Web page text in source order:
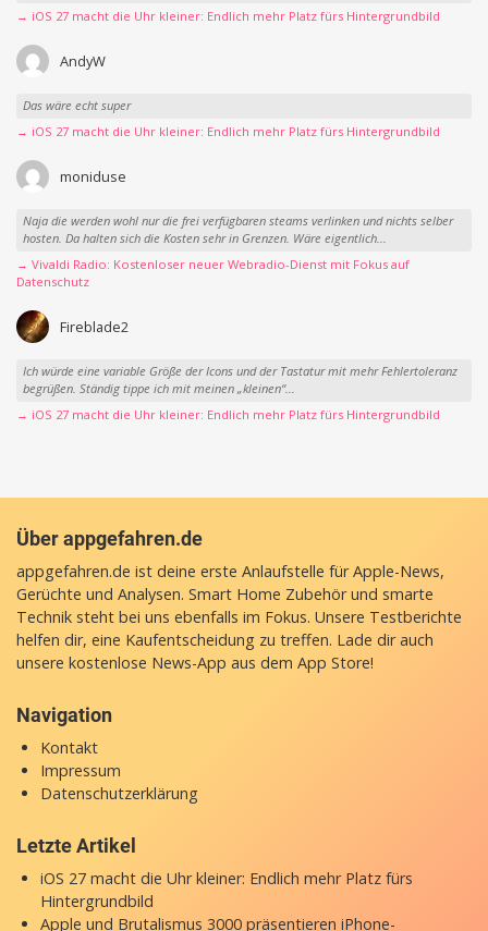
→ iOS 27 macht die Uhr kleiner: Endlich mehr Platz fürs Hintergrundbild
AndyW
Das wäre echt super
→ iOS 27 macht die Uhr kleiner: Endlich mehr Platz fürs Hintergrundbild
moniduse
Naja die werden wohl nur die frei verfügbaren steams verlinken und nichts selber
hosten. Da halten sich die Kosten sehr in Grenzen. Wäre eigentlich...
→ Vivaldi Radio: Kostenloser neuer Webradio-Dienst mit Fokus auf
Datenschutz
Fireblade2
Ich würde eine variable Größe der Icons und der Tastatur mit mehr Fehlertoleranz
begrüßen. Ständig tippe ich mit meinen „kleinen“...
→ iOS 27 macht die Uhr kleiner: Endlich mehr Platz fürs Hintergrundbild
Über appgefahren.de
appgefahren.de ist deine erste Anlaufstelle für Apple-News,
Gerüchte und Analysen. Smart Home Zubehör und smarte
Technik steht bei uns ebenfalls im Fokus. Unsere Testberichte
helfen dir, eine Kaufentscheidung zu treffen. Lade dir auch
unsere kostenlose News-App aus dem App Store!
Navigation
Kontakt
Impressum
Datenschutzerklärung
Letzte Artikel
iOS 27 macht die Uhr kleiner: Endlich mehr Platz fürs
Hintergrundbild
Apple und Brutalismus 3000 präsentieren iPhone-